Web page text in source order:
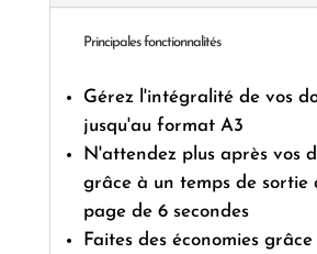
Principales fonctionnalités
Gérez l'intégralité de vos
jusqu'au format A3
N'attendez plus après vos
grâce à un temps de sortie
page de 6 secondes
Faites des économies grâce